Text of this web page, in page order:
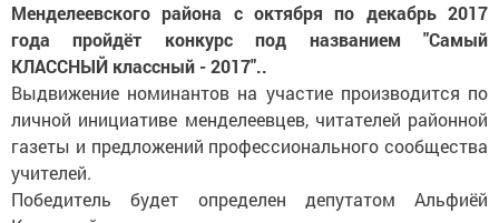
Менделеевского района с октября по декабрь 2017
года пройдёт конкурс под названием "Самый
КЛАССНЫЙ классный - 2017"..
Выдвижение номинантов на участие производится по
личной инициативе менделеевцев, читателей районной
газеты и предложений профессионального сообщества
учителей.
Победитель будет определен депутатом Альфиёй